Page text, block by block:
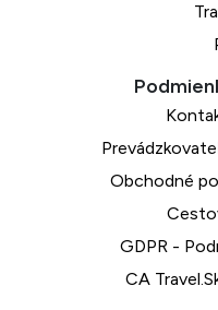
Obchodné
GDPR -
CA